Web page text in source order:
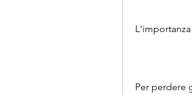
Per perdere